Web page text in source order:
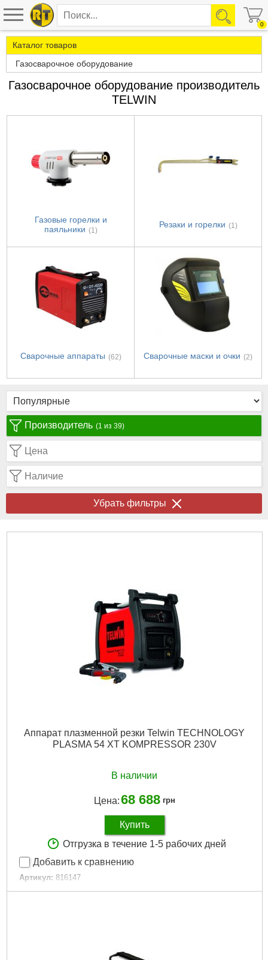
0
Каталог товаров
Газосварочное оборудование
Газосварочное оборудование производитель
TELWIN
Газовые горелки и
паяльники (1)
Резаки и горелки (1)
Сварочные аппараты (62) Сварочные маски и очки (2)
Производитель (1 из 39)
Цена
Наличие
Убрать фильтры
Аппарат плазменной резки Telwin TECHNOLOGY
PLASMA 54 XT KOMPRESSOR 230V
В наличии
Цена:68 688 грн
Купить
Отгрузка в течение 1-5 рабочих дней
Добавить к сравнению
Артикул: 816147
Код товара: 26.60.59